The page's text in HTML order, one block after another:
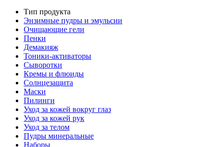
Тип продукта
Энзимные пудры и эмульсии
Очищающие гели
Пенки
Демакияж
Тоники-активаторы
Сыворотки
Кремы и флюиды
Солнцезащита
Маски
Пилинги
Уход за кожей вокруг глаз
Уход за кожей рук
Уход за телом
Пудры минеральные
Наборы